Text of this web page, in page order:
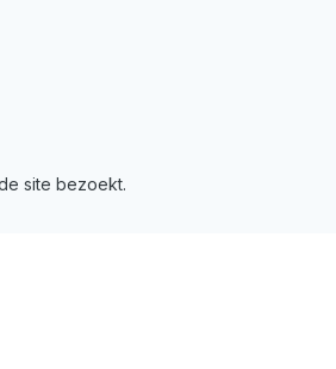
site bezoekt.